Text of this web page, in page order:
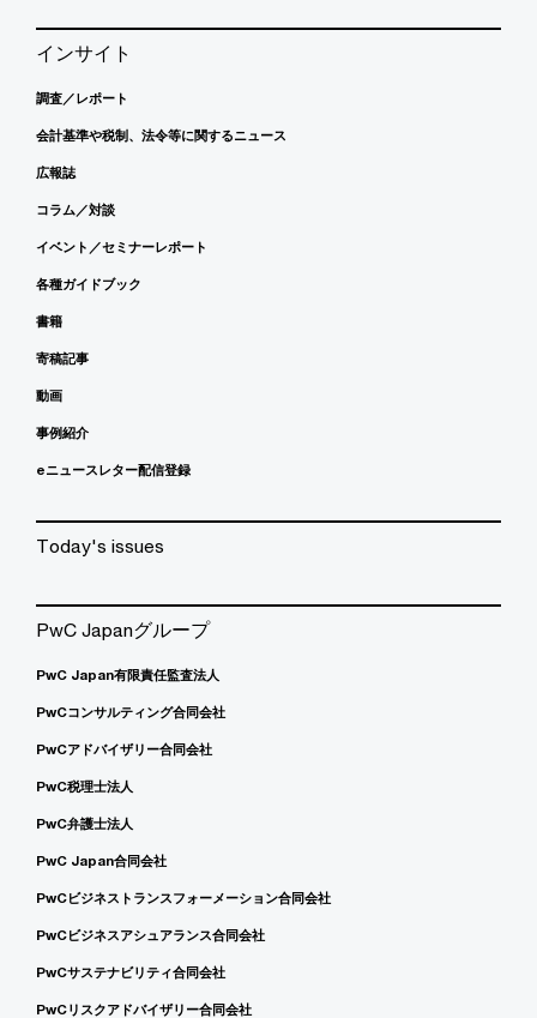
インサイト
調査／レポート
会計基準や税制、法令等に関するニュース
広報誌
コラム／対談
イベント／セミナーレポート
各種ガイドブック
書籍
寄稿記事
動画
事例紹介
eニュースレター配信登録
Today's issues
PwC Japanグループ
PwC Japan有限責任監査法人
PwCコンサルティング合同会社
PwCアドバイザリー合同会社
PwC税理士法人
PwC弁護士法人
PwC Japan合同会社
PwCビジネストランスフォーメーション合同会社
PwCビジネスアシュアランス合同会社
PwCサステナビリティ合同会社
PwCリスクアドバイザリー合同会社